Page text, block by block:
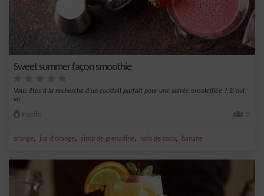
Sweet summer façon smoothie
Vous êtes à la recherche d'un cocktail parfait pour une soirée ensoleillée ? Si oui,
vo...
Facile 2
orange, jus d'orange, sirop de grenadine, noix de coco, banane